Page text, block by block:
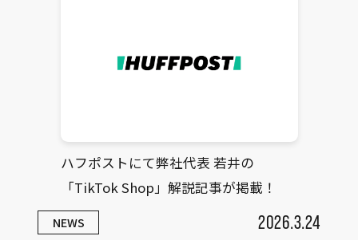
ハフポストにて弊社代表 若井の
「TikTok Shop」解説記事が掲載！
NEWS 2026.3.24